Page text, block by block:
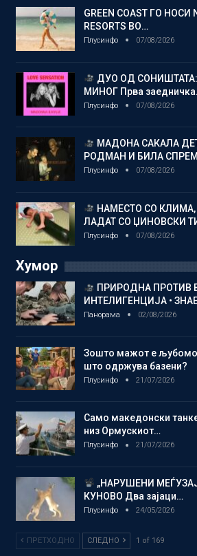
GREEN COAST ГО НОСИ
RESORTS ВО…
Плусинфо 07/08/2026
ДУО ОД
МИНОГ Прва
Плусинфо 07/08/2026
МАДОНА САКАЛА
РОДМАН И БИЛА
Плусинфо 07/08/2026
НАМЕСТО СО КЛИМА,
ЛАДАТ СО ЏИНОВСКИ
Плусинфо 07/08/2026
Хумор
ПРИРОДНА ПРОТИВ
ИНТЕЛИГЕНЦИЈА •
Панорама 02/08/2026
Зошто мажот е
што одржува базени?
Плусинфо 21/07/2026
Само македонски
низ Ормускиот…
Плусинфо 21/07/2026
„НАРУШЕНИ
КУНОВО Два зајаци…
Плусинфо 24/05/2026
ПРЕТХОДНО СЛЕДНО 1 of 169